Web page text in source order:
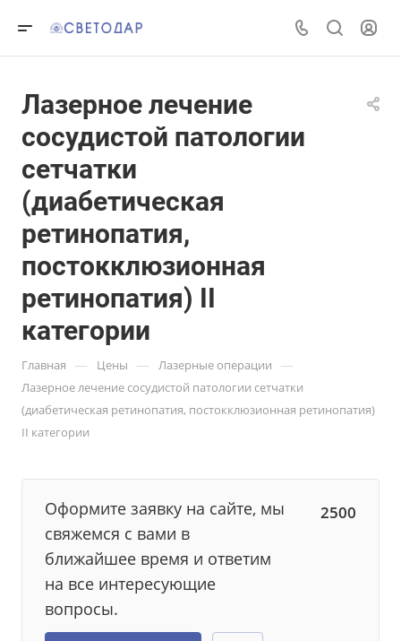
Лазерное лечение
сосудистой патологии
сетчатки
(диабетическая
ретинопатия,
постокклюзионная
ретинопатия) II
категории
Главная — Цены — Лазерные операции —
Лазерное лечение сосудистой патологии сетчатки
(диабетическая ретинопатия, постокклюзионная ретинопатия)
II категории
Оформите заявку на сайте, мы
свяжемся с вами в
ближайшее время и ответим
на все интересующие
вопросы.
2500